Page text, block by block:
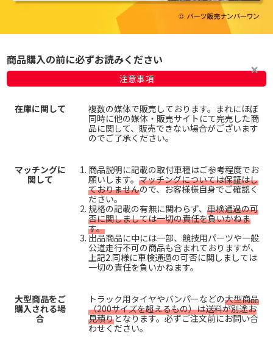
商品購入の前に必ずお読みください
注意事項
在庫に関して
複数の媒体で販売しております。まれにほぼ
同時に他の媒体・販売サイトにて完売した商
品に関して、販売できない場合がございます
のでご了承ください。
マッチングに
関して
商品説明に記載の取付車種はご参考程度でお
願いします。 マッチングについては保証はし
ておりませんので、お客様様自身でご確認く
ださい。
規格の記載の有無に関わらず、 車検通過の可
否に関しましては一切の責任を負いかねま
す。
出品商品に中には一部、競技用パーツや一般
公道走行不可の商品も含まれておりますが、
上記2.同様に車検通過の可否に関しましては
一切の責任を負いかねます。
大型商品をご
購入される場
合
トラック用タイヤやバンパーなどの大型商品
（200サイズを超えるもの）は送料が別途お
見積りとなります。必ずご注文前にお問い合
わせください。